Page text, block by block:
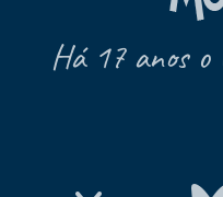
Há 17 anos